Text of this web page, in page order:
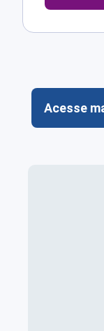
Acesse